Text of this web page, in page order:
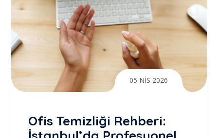
05 NIS 2026
Ofis Temizliği Rehberi: